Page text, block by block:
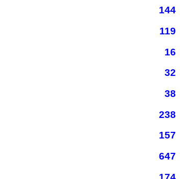
144
119
16
32
38
238
157
647